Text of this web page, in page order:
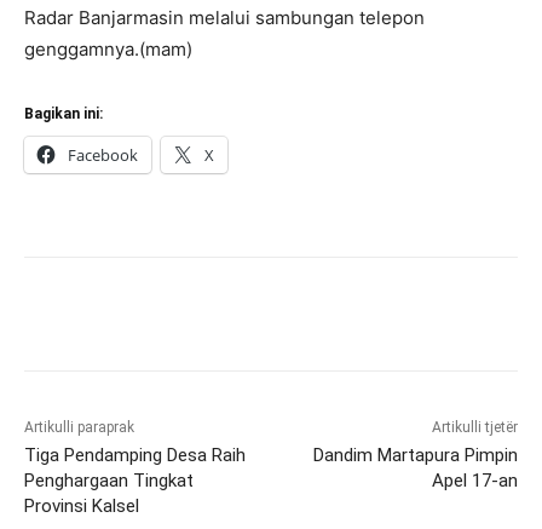
Radar Banjarmasin melalui sambungan telepon
genggamnya.(mam)
Bagikan ini:
Facebook X
Artikulli paraprak
Tiga Pendamping Desa Raih
Penghargaan Tingkat
Provinsi Kalsel
Artikulli tjetër
Dandim Martapura Pimpin
Apel 17-an